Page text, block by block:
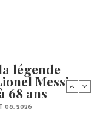
légende
Messi
68 ans
08, 2026